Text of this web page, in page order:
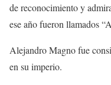
de reconocimiento y
ese año fueron llamados
Alejandro Magno fue
en su imperio.